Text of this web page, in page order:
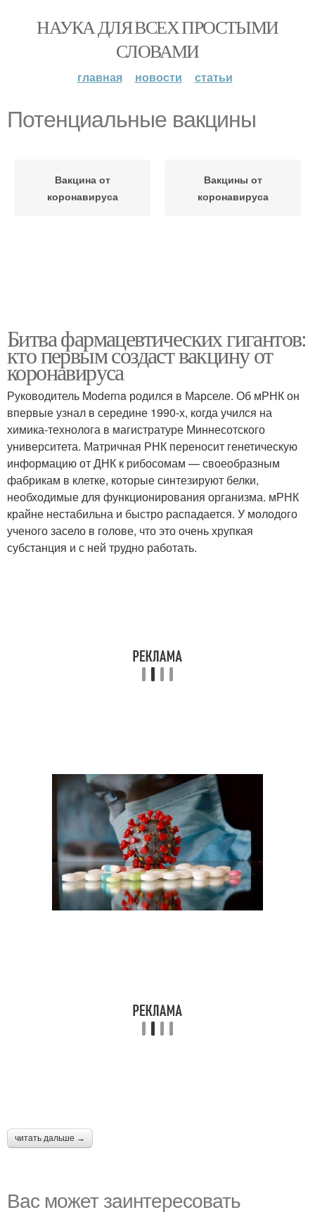
НАУКА ДЛЯ ВСЕХ ПРОСТЫМИ
СЛОВАМИ
главная новости статьи
Потенциальные вакцины
Вакцина от
коронавируса
Вакцины от
коронавируса
Битва фармацевтических гигантов:
кто первым создаст вакцину от
коронавируса
Руководитель Moderna родился в Марселе. Об мРНК он
впервые узнал в середине 1990-х, когда учился на
химика-технолога в магистратуре Миннесотского
университета. Матричная РНК переносит генетическую
информацию от ДНК к рибосомам — своеобразным
фабрикам в клетке, которые синтезируют белки,
необходимые для функционирования организма. мРНК
крайне нестабильна и быстро распадается. У молодого
ученого засело в голове, что это очень хрупкая
субстанция и с ней трудно работать.
читать дальше →
Вас может заинтересовать